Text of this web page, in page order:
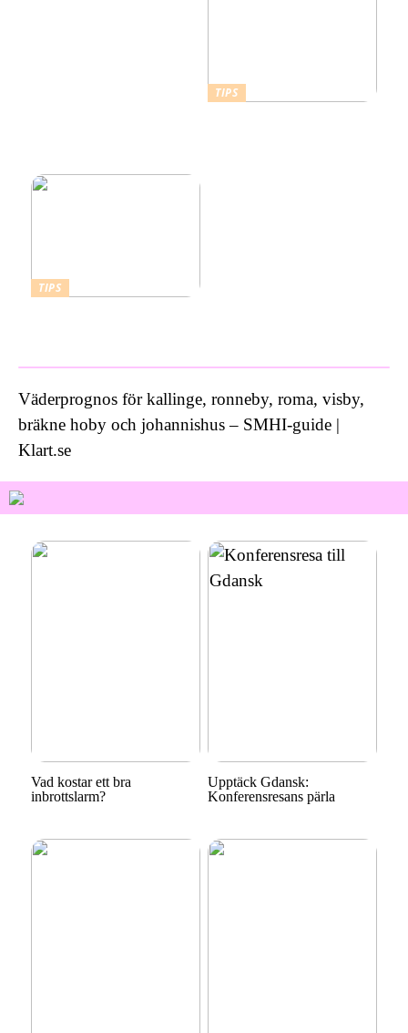
TIPS
TIPS
Väderprognos för kallinge, ronneby, roma, visby,
bräkne hoby och johannishus – SMHI-guide |
Klart.se
Vad kostar ett bra
inbrottslarm?
Upptäck Gdansk:
Konferensresans pärla